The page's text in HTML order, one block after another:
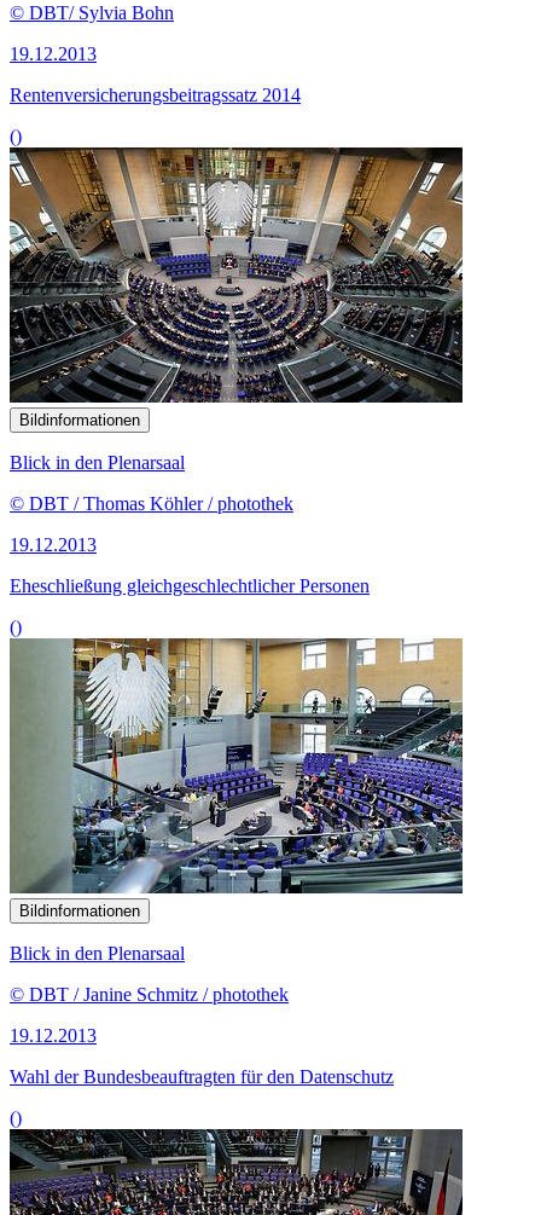
© DBT/ Sylvia Bohn
19.12.2013
Rentenversicherungsbeitragssatz 2014
()
Bildinformationen
Blick in den Plenarsaal
© DBT / Thomas Köhler / photothek
19.12.2013
Eheschließung gleichgeschlechtlicher Personen
()
Bildinformationen
Blick in den Plenarsaal
© DBT / Janine Schmitz / photothek
19.12.2013
Wahl der Bundesbeauftragten für den Datenschutz
()